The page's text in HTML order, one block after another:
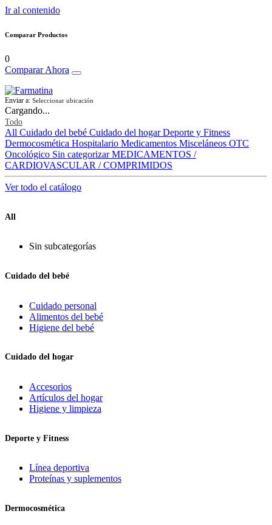
Ir al contenido
Comparar Productos
0
Comparar Ahora
Enviar a: Seleccionar ubicación
Cargando...
Todo
All Cuidado del bebé Cuidado del hogar Deporte y Fitness
Dermocosmética Hospitalario Medicamentos Misceláneos OTC
Oncológico Sin categorizar MEDICAMENTOS /
CARDIOVASCULAR / COMPRIMIDOS
Ver todo el catálogo
All
Sin subcategorías
Cuidado del bebé
Cuidado personal
Alimentos del bebé
Higiene del bebé
Cuidado del hogar
Accesorios
Artículos del hogar
Higiene y limpieza
Deporte y Fitness
Línea deportiva
Proteínas y suplementos
Dermocosmética